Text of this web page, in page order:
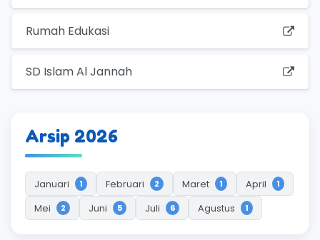
Rumah Edukasi
SD Islam Al Jannah
Arsip 2026
Januari 1 Februari 2 Maret 1 April 1
Mei 2 Juni 5 Juli 6 Agustus 1